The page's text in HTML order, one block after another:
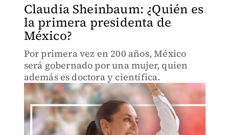
Claudia Sheinbaum: ¿Quién es
la primera presidenta de
México?
Por primera vez en 200 años, México
será gobernado por una mujer, quien
además es doctora y científica.